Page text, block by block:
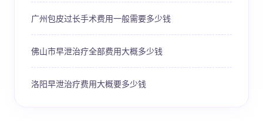
广州包皮过长手术费用一般需要多少钱
佛山市早泄治疗全部费用大概多少钱
洛阳早泄治疗费用大概要多少钱